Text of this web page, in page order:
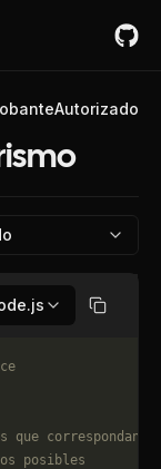
Copiar
correspondan.
posibles